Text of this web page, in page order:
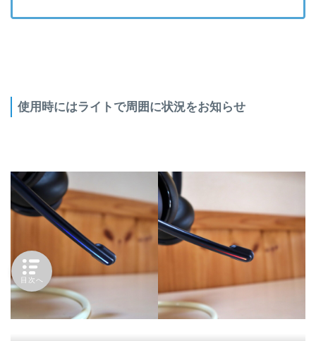
使用時にはライトで周囲に状況をお知らせ
目次へ